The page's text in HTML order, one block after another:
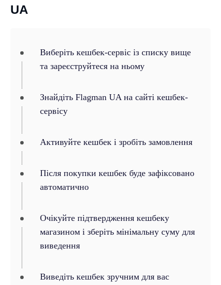
UA
Виберіть кешбек-сервіс із списку вище
та зареєструйтеся на ньому
Знайдіть Flagman UA на сайті кешбек-
сервісу
Активуйте кешбек і зробіть замовлення
Після покупки кешбек буде зафіксовано
автоматично
Очікуйте підтвердження кешбеку
магазином і зберіть мінімальну суму для
виведення
Виведіть кешбек зручним для вас